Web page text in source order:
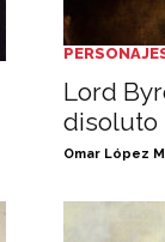
Lord
disoluto
Omar López